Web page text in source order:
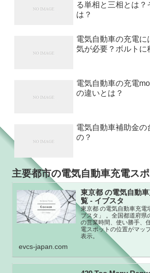
る単相と三相とは
は？
電気自動車の充電に
気が必要？ボルトに
電気自動車の充電
の違いとは？
電気自動車補助金の
の？
主要都市の電気自動車充電ス
東京都 の電気自動
覧 - イブスタ
東京都 の電気自動車充電
ブスタ」 。全国都道府県
の営業時間、使い勝手、
電スポットの位置がマッ
表示。
evcs-japan.com